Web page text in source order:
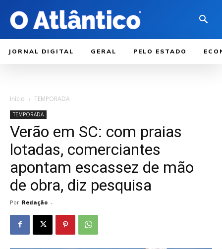
JORNAL DIGITAL GERAL PELO ESTADO
Início TEMPORADA
TEMPORADA
Verão em SC: com praias
lotadas, comerciantes
apontam escassez de mão
de obra, diz pesquisa
Por Redação -